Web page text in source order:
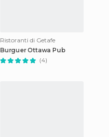
Ristoranti di Getafe
Burguer Ottawa Pub
(4)